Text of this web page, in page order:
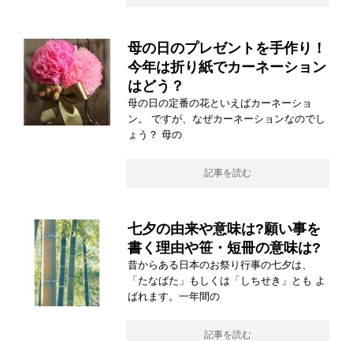
母の日のプレゼントを手作り！
今年は折り紙でカーネーション
はどう？
母の日の定番の花といえばカーネーショ
ン。 ですが、なぜカーネーションなのでし
ょう？ 母の
記事を読む
七夕の由来や意味は?願い事を
書く理由や笹・短冊の意味は?
昔からある日本のお祭り行事の七夕は、
「たなばた」もしくは「しちせき」とも よ
ばれます。一年間の
記事を読む